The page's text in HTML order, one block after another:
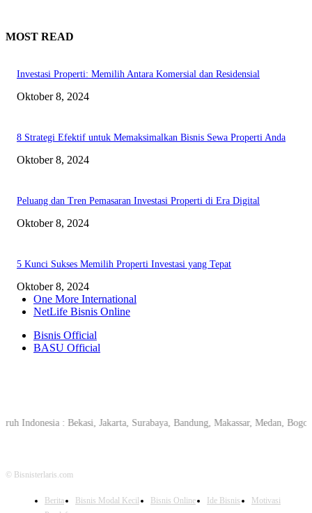
MOST READ
Investasi Properti: Memilih Antara Komersial dan Residensial
Oktober 8, 2024
8 Strategi Efektif untuk Memaksimalkan Bisnis Sewa Properti Anda
Oktober 8, 2024
Peluang dan Tren Pemasaran Investasi Properti di Era Digital
Oktober 8, 2024
5 Kunci Sukses Memilih Properti Investasi yang Tepat
Oktober 8, 2024
One More International
NetLife Bisnis Online
Bisnis Official
BASU Official
: Bekasi, Jakarta, Surabaya, Bandung, Makassar, Medan, Bogor,
© Bisnisterlaris.com
Berita Bisnis Modal Kecil Bisnis Online Ide Bisnis
Motivasi